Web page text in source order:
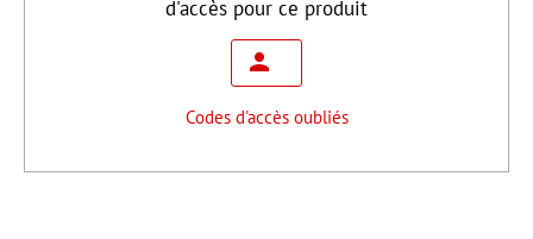
d'accès pour ce produit
Codes d'accès oubliés